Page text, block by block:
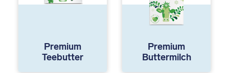
Premium
Teebutter
Premium
Buttermilch